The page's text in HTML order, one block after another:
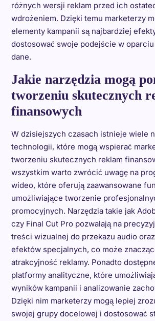
różnych wersji reklam przed ich
wdrożeniem. Dzięki temu marketerzy
elementy kampanii są najbardziej
dostosować swoje podejście w
dane.
Jakie narzędzia mogą
tworzeniu skutecznych
finansowych
W dzisiejszych czasach istnieje wiele
technologii, które mogą wspierać
tworzeniu skutecznych reklam
wszystkim warto zwrócić uwagę na
wideo, które oferują zaawansowane
umożliwiające tworzenie
promocyjnych. Narzędzia takie jak
czy Final Cut Pro pozwalają na
treści wizualnej do przekazu audio
efektów specjalnych, co może
atrakcyjność reklamy. Ponadto
platformy analityczne, które
wyników kampanii i analizowanie
Dzięki nim marketerzy mogą lepiej
swojej grupy docelowej i dostosować